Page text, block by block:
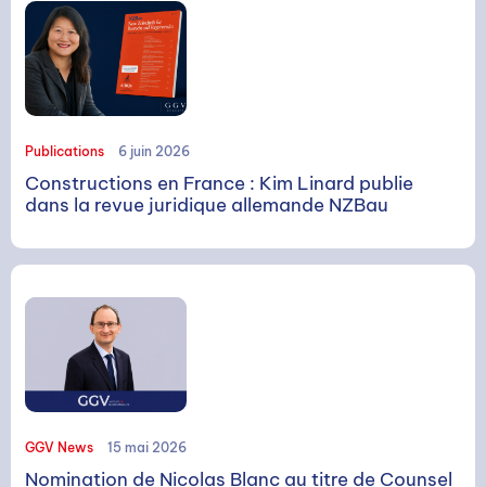
Rechercher
Publications 6 juin 2026
Constructions en France : Kim Linard publie
dans la revue juridique allemande NZBau
GGV News 15 mai 2026
Nomination de Nicolas Blanc au titre de Counsel